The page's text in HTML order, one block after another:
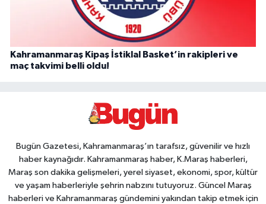
Kahramanmaraş Kipaş İstiklal Basket’in rakipleri ve
maç takvimi belli oldu!
Bugün Gazetesi, Kahramanmaraş’ın tarafsız, güvenilir ve hızlı
haber kaynağıdır. Kahramanmaraş haber, K.Maraş haberleri,
Maraş son dakika gelişmeleri, yerel siyaset, ekonomi, spor, kültür
ve yaşam haberleriyle şehrin nabzını tutuyoruz. Güncel Maraş
haberleri ve Kahramanmaraş gündemini yakından takip etmek için